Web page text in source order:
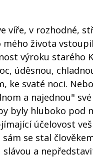
víře, v rozhodné,
mého života
výroku starého
úděsnou,
ke svaté noci.
a najednou"
byly hluboko pod
účelovost
se stal
slávou a